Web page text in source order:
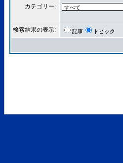
カテゴリー:
検索結果の表示: 記事 トピック